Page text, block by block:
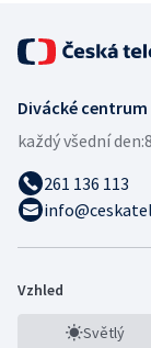
Divácké centrum
každý všední den:
261 136 113
Vzhled
Světlý